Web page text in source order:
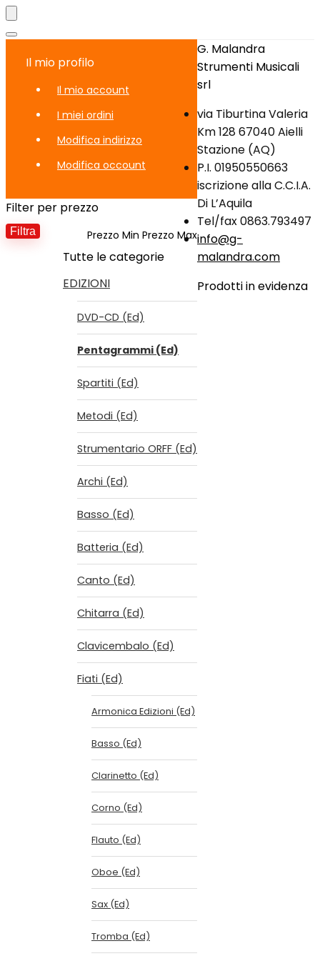
Il mio profilo
Il mio account
I miei ordini
Modifica indirizzo
Modifica occount
Filter per prezzo
Prezzo Min Prezzo Max
Filtra
Tutte le categorie
EDIZIONI
DVD-CD (Ed)
Pentagrammi (Ed)
Spartiti (Ed)
Metodi (Ed)
Strumentario ORFF (Ed)
Archi (Ed)
Basso (Ed)
Batteria (Ed)
Canto (Ed)
Chitarra (Ed)
Clavicembalo (Ed)
Fiati (Ed)
Armonica Edizioni (Ed)
Basso (Ed)
Clarinetto (Ed)
Corno (Ed)
Flauto (Ed)
Oboe (Ed)
Sax (Ed)
Tromba (Ed)
G. Malandra
Strumenti Musicali
srl
via Tiburtina Valeria
Km 128 67040 Aielli
Stazione (AQ)
P.I. 01950550663
iscrizione alla C.C.I.A.
Di L’Aquila
Tel/fax 0863.793497
info@g-
malandra.com
Prodotti in evidenza